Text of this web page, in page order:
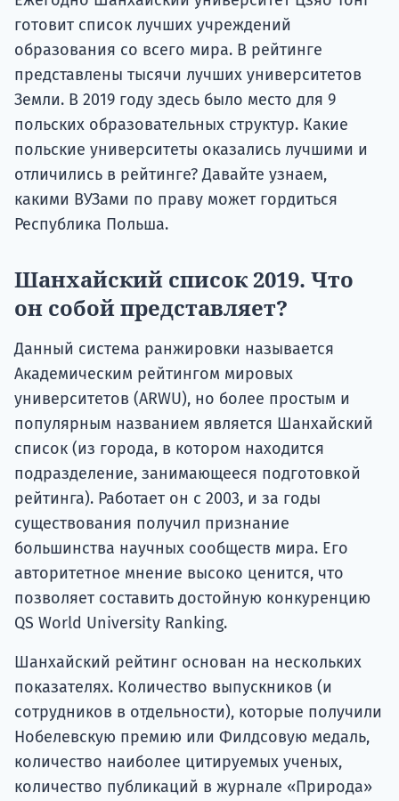
готовит список лучших учреждений
образования со всего мира. В рейтинге
представлены тысячи лучших университетов
Земли. В 2019 году здесь было место для 9
польских образовательных структур. Какие
польские университеты оказались лучшими и
отличились в рейтинге? Давайте узнаем,
какими ВУЗами по праву может гордиться
Республика Польша.
Шанхайский список 2019. Что
он собой представляет?
Данный система ранжировки называется
Академическим рейтингом мировых
университетов (ARWU), но более простым и
популярным названием является Шанхайский
список (из города, в котором находится
подразделение, занимающееся подготовкой
рейтинга). Работает он с 2003, и за годы
существования получил признание
большинства научных сообществ мира. Его
авторитетное мнение высоко ценится, что
позволяет составить достойную конкуренцию
QS World University Ranking.
Шанхайский рейтинг основан на нескольких
показателях. Количество выпускников (и
сотрудников в отдельности), которые получили
Нобелевскую премию или Филдсовую медаль,
количество наиболее цитируемых ученых,
количество публикаций в журнале «Природа»